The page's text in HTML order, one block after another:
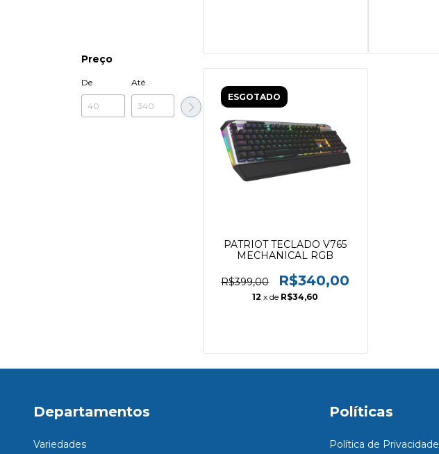
Preço
De Até
ESGOTADO
PATRIOT TECLADO V765
MECHANICAL RGB
R$399,00 R$340,00
12 x de R$34,60
Departamentos
Variedades
Políticas
Política de Privacidade